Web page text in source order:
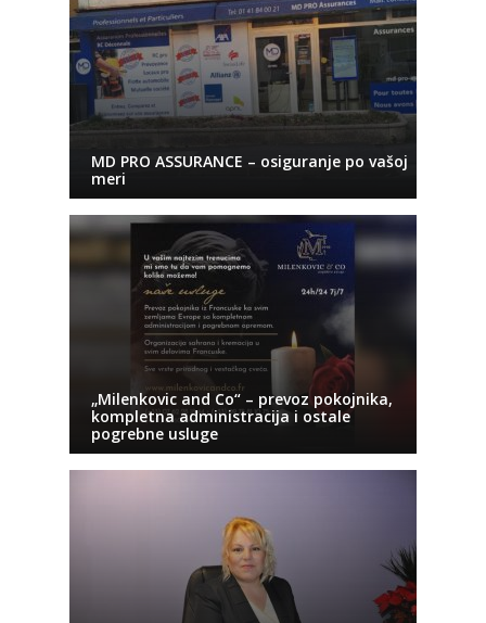
MD PRO ASSURANCE – osiguranje po vašoj
meri
„Milenkovic and Co“ – prevoz pokojnika,
kompletna administracija i ostale
pogrebne usluge